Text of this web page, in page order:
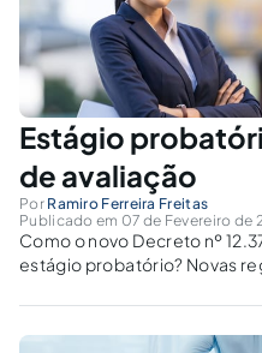
Estágio
de avaliação
Por Ramiro Ferreira Freitas
Publicado em 07 de Fevereiro de
Como o novo Decreto nº
estágio probatório? Novas